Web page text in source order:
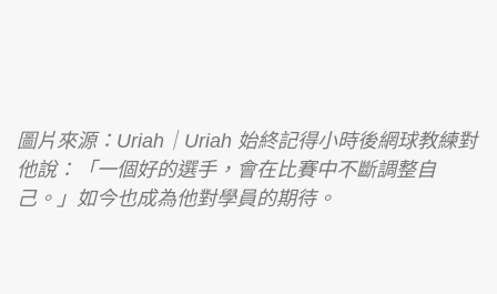
圖片來源：Uriah｜ Uriah 始終記得小時後網球教練對
他說：「一個好的選手，會在比賽中不斷調整自
己。」如今也成為他對學員的期待。